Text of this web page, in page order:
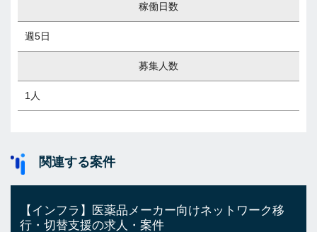
稼働日数
週5日
募集人数
1人
関連する案件
【インフラ】医薬品メーカー向けネットワーク移
行・切替支援の求人・案件